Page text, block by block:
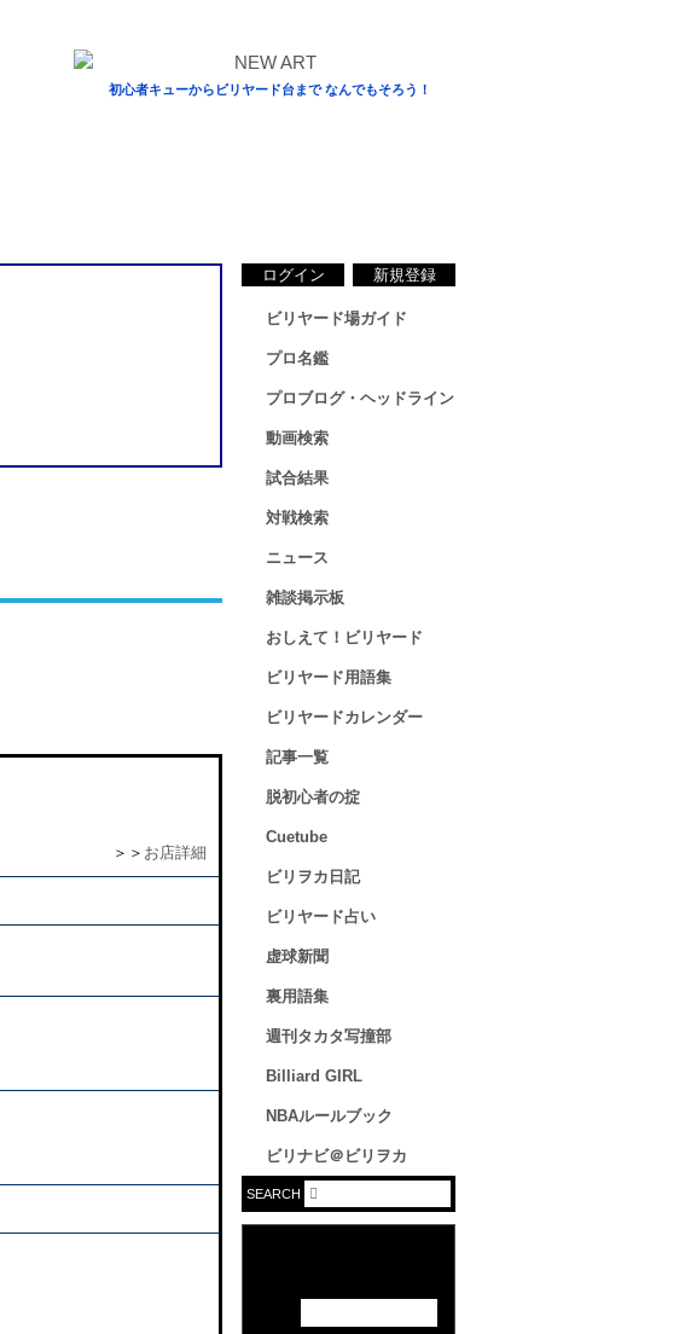
初心者キューからビリヤード台まで なんでもそろう！
＞＞ お店詳細
ログイン 新規登録
ビリヤード場ガイド
プロ名鑑
プロブログ・ヘッドライン
動画検索
試合結果
対戦検索
ニュース
雑談掲示板
おしえて！ビリヤード
ビリヤード用語集
ビリヤードカレンダー
記事一覧
脱初心者の掟
Cuetube
ビリヲカ日記
ビリヤード占い
虚球新聞
裏用語集
週刊タカタ写撞部
Billiard GIRL
NBAルールブック
ビリナビ＠ビリヲカ
SEARCH